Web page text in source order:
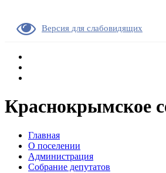
Версия для слабовидящих
Краснокрымское
Главная
О поселении
Администрация
Собрание депутатов